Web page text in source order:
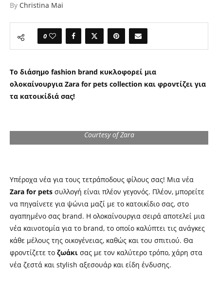
By Christina Mai
0
Το διάσημο fashion brand κυκλοφορεί μια
ολοκαίνουργια Zara for pets collection και φροντίζει για
τα κατοικίδιά σας!
Courtesy of Zara
Υπέροχα νέα για τους τετράποδους φίλους σας! Μια νέα
Zara for pets συλλογή είναι πλέον γεγονός. Πλέον, μπορείτε
να πηγαίνετε για ψώνια μαζί με το κατοικίδιο σας, στο
αγαπημένο σας brand. Η ολοκαίνουργια σειρά αποτελεί μια
νέα καινοτομία για το brand, το οποίο καλύπτει τις ανάγκες
κάθε μέλους της οικογένειας, καθώς και του σπιτιού. Θα
φροντίζετε το ζωάκι σας με τον καλύτερο τρόπο, χάρη στα
νέα ζεστά και stylish αξεσουάρ και είδη ένδυσης.